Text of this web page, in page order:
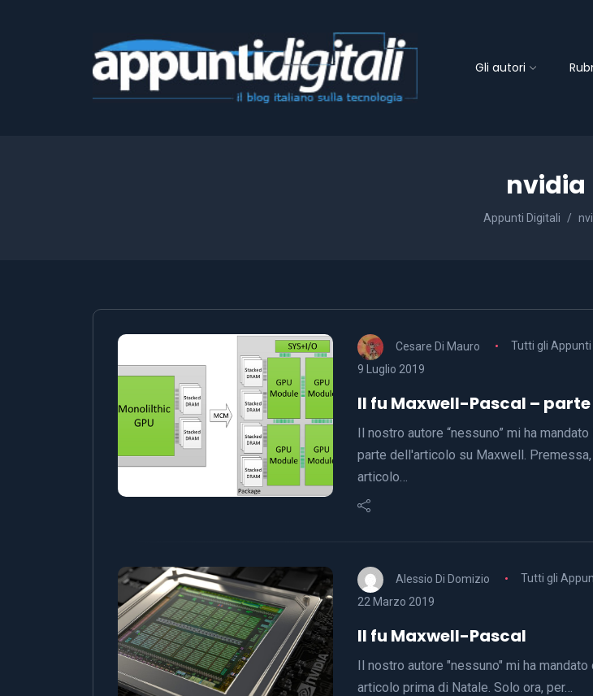
Gli autori
nvidia
Appunti Digitali
Cesare Di Mauro
Tutti gli Appunti
9 Luglio 2019
Il fu Maxwell-Pascal – parte
Il nostro autore “nessuno” mi ha
parte dell'articolo su Maxwell.
articolo…
Alessio Di Domizio
Tutti gli
22 Marzo 2019
Il fu Maxwell-Pascal
Il nostro autore "nessuno" mi ha mandato
articolo prima di Natale. Solo ora, per…